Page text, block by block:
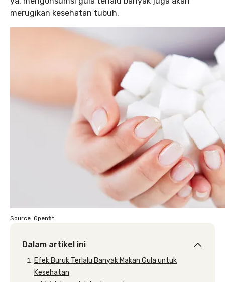
merugikan kesehatan tubuh.
Source: Openfit
Dalam artikel ini
Efek Buruk Terlalu Banyak Makan Gula untuk
Kesehatan